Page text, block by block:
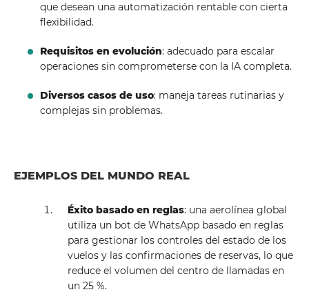
que desean una automatización rentable con cierta
flexibilidad.
Requisitos en evolución: adecuado para escalar
operaciones sin comprometerse con la IA completa.
Diversos casos de uso: maneja tareas rutinarias y
complejas sin problemas.
EJEMPLOS DEL MUNDO REAL
Éxito basado en reglas: una aerolínea global
utiliza un bot de WhatsApp basado en reglas
para gestionar los controles del estado de los
vuelos y las confirmaciones de reservas, lo que
reduce el volumen del centro de llamadas en
un 25 %.